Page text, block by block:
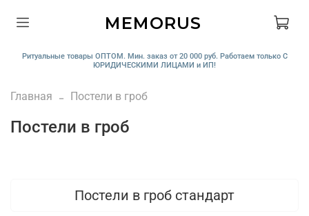
MEMORUS
Ритуальные товары ОПТОМ. Мин. заказ от 20 000 руб. Работаем только С
ЮРИДИЧЕСКИМИ ЛИЦАМИ и ИП!
Главная Постели в гроб
Постели в гроб
Постели в гроб стандарт